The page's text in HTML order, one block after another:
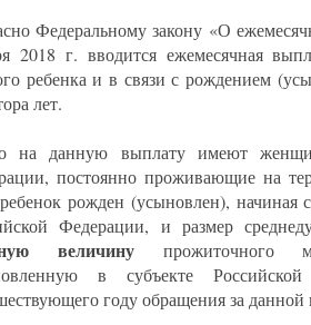
Федеральному закону «О
2018 г. вводится ежемесячная
ребенка и в связи с рождением
лет.
на данную выплату имеют
постоянно проживающие на
рожден (усыновлен), начиная
Федерации, и размер
величинупрожиточного
в субъекте
году обращения за данной